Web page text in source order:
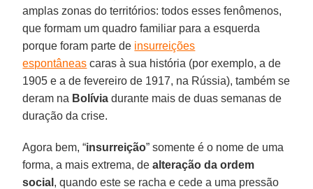
amplas zonas do territórios: todos esses fenômenos,
que formam um quadro familiar para a esquerda
porque foram parte de insurreições
espontâneas caras à sua história (por exemplo, a de
1905 e a de fevereiro de 1917, na Rússia), também se
deram na Bolívia durante mais de duas semanas de
duração da crise.
Agora bem, “insurreição” somente é o nome de uma
forma, a mais extrema, dealteração da ordem
social , quando este se racha e cede a uma pressão